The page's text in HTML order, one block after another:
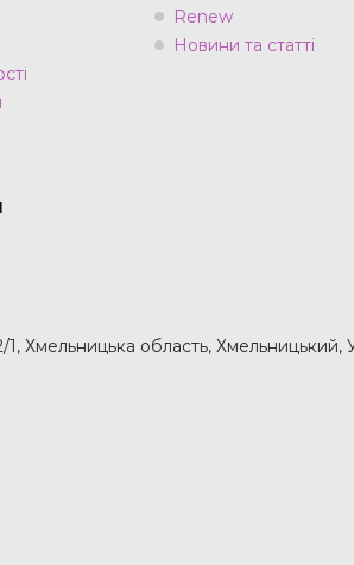
Renew
Новини та статті
Хмельницька область, Хмельницький,